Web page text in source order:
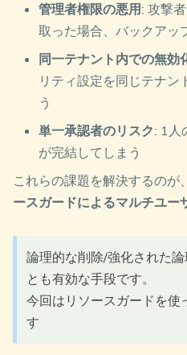
管理者権限の悪用 : 攻撃
取った場合、バックアッ
同一テナント内での無効
リティ設定を同じテナン
う
単一承認者のリスク: 1人
が完結してしまう
これらの課題を解決するのが、
ースガードによるマルチユー
論理的な削除/強化された
とも有効な手段です。
今回はリソースガードを使
す